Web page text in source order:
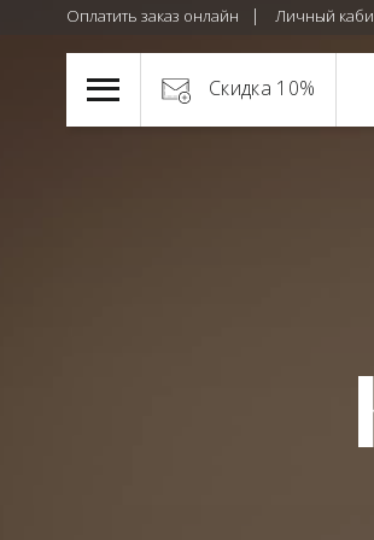
Оплатить заказ онлайн Личный
Скидка 10%